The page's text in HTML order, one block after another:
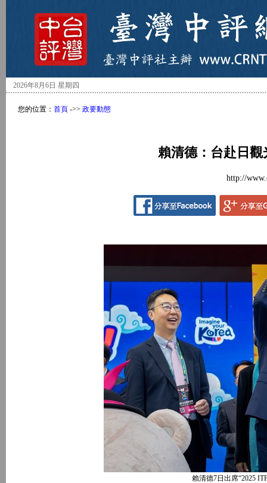
2026年8月6日 星期四
您的位置： 首頁 ->> 政要動態
賴清德：台赴日
http://
賴清德7日出席“2025